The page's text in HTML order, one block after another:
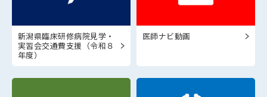
新潟県臨床研修病院見学・
実習会交通費支援（令和８
年度）
医師ナビ動画